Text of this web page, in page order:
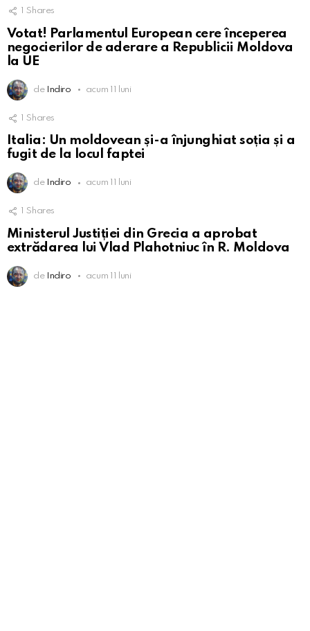
1 Shares
Votat! Parlamentul European cere începerea
negocierilor de aderare a Republicii Moldova
la UE
de Indiro acum 11 luni
1 Shares
Italia: Un moldovean și-a înjunghiat soția și a
fugit de la locul faptei
de Indiro acum 11 luni
Shares
Ministerul Justiției din Grecia a aprobat
extrădarea lui Vlad Plahotniuc în R. Moldova
de Indiro acum 11 luni